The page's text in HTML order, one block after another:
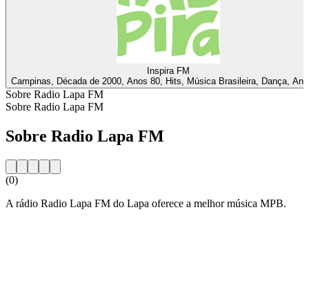
Inspira FM
Campinas, Década de 2000, Anos 80, Hits, Música Brasileira, Dança,
Sobre Radio Lapa FM
Sobre Radio Lapa FM
Sobre Radio Lapa FM
(0)
A rádio Radio Lapa FM do Lapa oferece a melhor música MPB.